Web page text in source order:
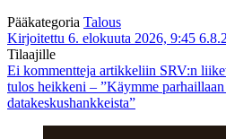
Pääkategoria Talous
Kirjoitettu 6. elokuuta 2026, 9:45
Tilaajille
Ei kommentteja artikkeliin SRV:n
tulos heikkeni – ”Käymme
datakeskushankkeista”